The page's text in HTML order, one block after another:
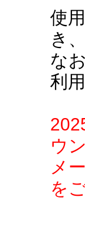
使
き
な
利
ウ
メ
を